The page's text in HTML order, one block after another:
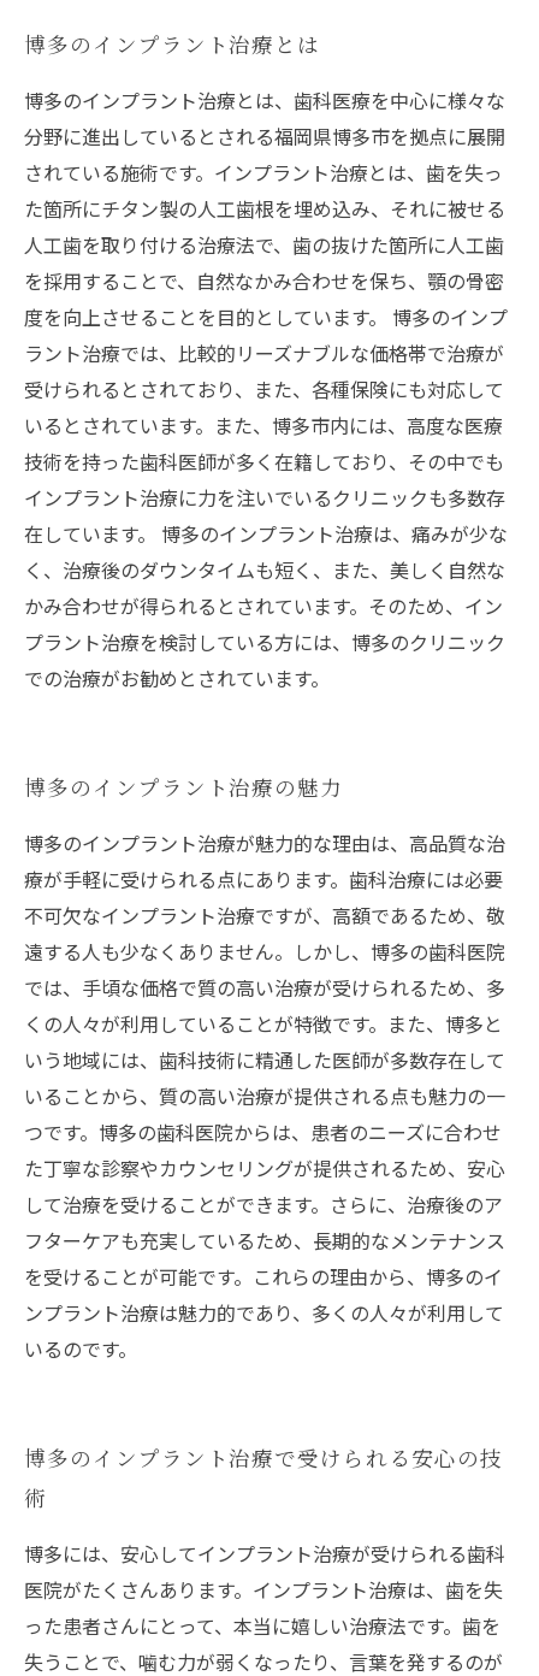
博多のインプラント治療とは
博多のインプラント治療とは、歯科医療を中心に様々な
分野に進出しているとされる福岡県博多市を拠点に展開
されている施術です。インプラント治療とは、歯を失っ
た箇所にチタン製の人工歯根を埋め込み、それに被せる
人工歯を取り付ける治療法で、歯の抜けた箇所に人工歯
を採用することで、自然なかみ合わせを保ち、顎の骨密
度を向上させることを目的としています。 博多のインプ
ラント治療では、比較的リーズナブルな価格帯で治療が
受けられるとされており、また、各種保険にも対応して
いるとされています。また、博多市内には、高度な医療
技術を持った歯科医師が多く在籍しており、その中でも
インプラント治療に力を注いでいるクリニックも多数存
在しています。 博多のインプラント治療は、痛みが少な
く、治療後のダウンタイムも短く、また、美しく自然な
かみ合わせが得られるとされています。そのため、イン
プラント治療を検討している方には、博多のクリニック
での治療がお勧めとされています。
博多のインプラント治療の魅力
博多のインプラント治療が魅力的な理由は、高品質な治
療が手軽に受けられる点にあります。歯科治療には必要
不可欠なインプラント治療ですが、高額であるため、敬
遠する人も少なくありません。しかし、博多の歯科医院
では、手頃な価格で質の高い治療が受けられるため、多
くの人々が利用していることが特徴です。また、博多と
いう地域には、歯科技術に精通した医師が多数存在して
いることから、質の高い治療が提供される点も魅力の一
つです。博多の歯科医院からは、患者のニーズに合わせ
た丁寧な診察やカウンセリングが提供されるため、安心
して治療を受けることができます。さらに、治療後のア
フターケアも充実しているため、長期的なメンテナンス
を受けることが可能です。これらの理由から、博多のイ
ンプラント治療は魅力的であり、多くの人々が利用して
いるのです。
博多のインプラント治療で受けられる安心の技
術
博多には、安心してインプラント治療が受けられる歯科
医院がたくさんあります。インプラント治療は、歯を失
った患者さんにとって、本当に嬉しい治療法です。歯を
失うことで、噛む力が弱くなったり、言葉を発するのが